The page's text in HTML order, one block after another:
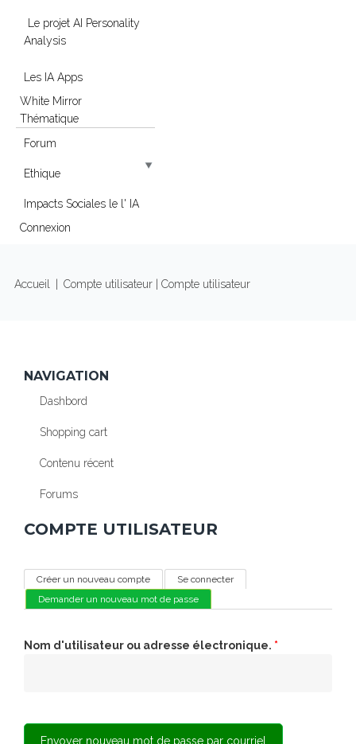
Le projet AI Personality
Analysis
Les IA Apps
White Mirror
Thématique
Forum
Ethique
Impacts Sociales le l' IA
Connexion
VOUS ÊTES ICI
Accueil Compte utilisateur | Compte utilisateur
NAVIGATION
Dashbord
Shopping cart
Contenu récent
Forums
COMPTE UTILISATEUR
ONGLETS PRINCIPAUX
Créer un nouveau compte
Se connecter
Demander un nouveau mot de passe
Nom d'utilisateur ou adresse électronique. *